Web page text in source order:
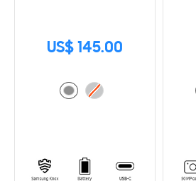
US$ 145.00